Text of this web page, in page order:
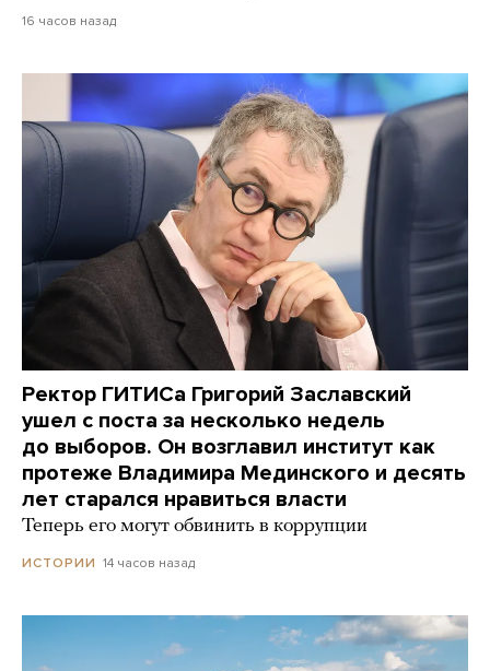
16 часов назад
Ректор ГИТИСа Григорий Заславский
ушел с поста за несколько недель
до выборов. Он возглавил институт как
протеже Владимира Мединского и десять
лет старался нравиться власти
Теперь его могут обвинить в коррупции
ИСТОРИИ 14 часов назад